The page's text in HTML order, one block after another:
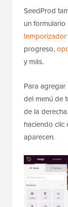
SeedProd
un
progreso,
y más.
Para
del menú de
de la
haciendo clic
aparecen.